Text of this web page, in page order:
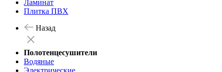
Ламинат
Плитка ПВХ
Назад
Полотенцесушители
Водяные
Электрические